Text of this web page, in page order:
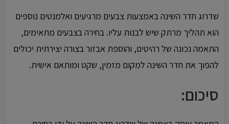
שדרוג חדר השינה באמצעות צבעים מרגיעים ואלמנטים נוספים
הוא תהליך מרתק שיש לבנות עליו. בחירה בצבעים מתאימים,
התאמה נכונה של רהיטים, והוספת אבזור בצורה יצירתית יכולים
להפוך את חדר השינה למקום מזמין, שקט ומותאם אישית.
סיכום: